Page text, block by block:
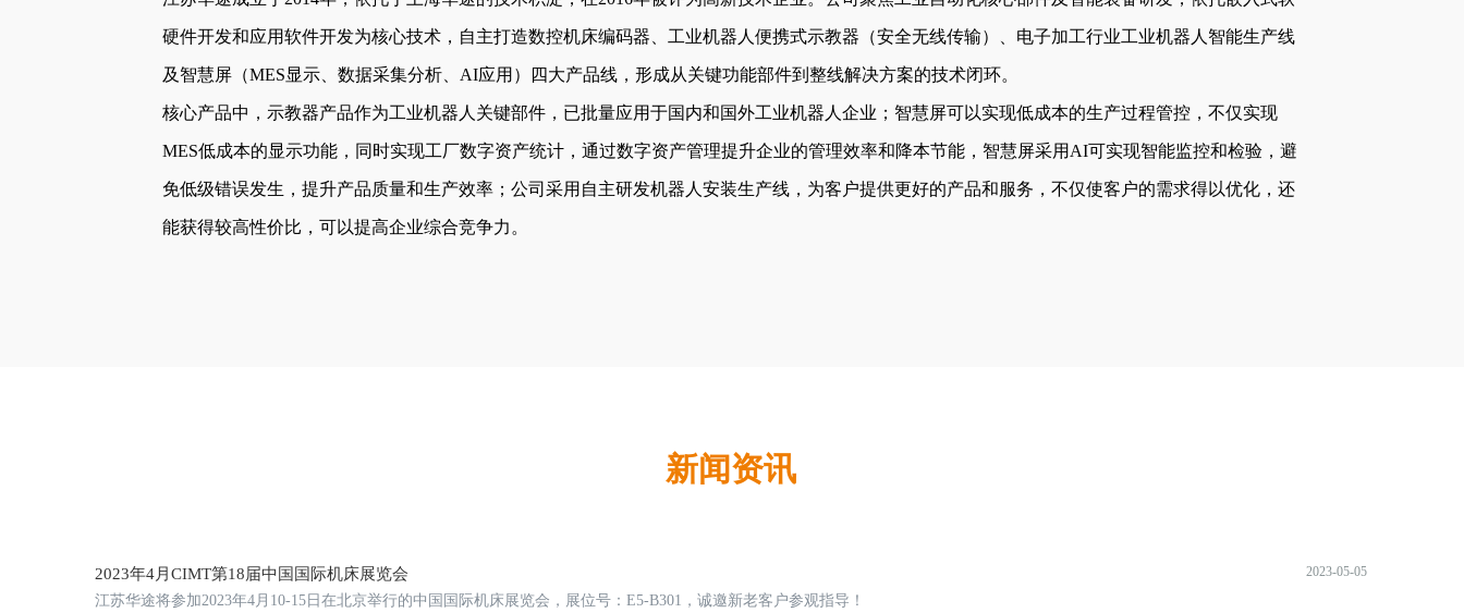
硬件开发和应用软件开发为核心技术，自主打造数控机床编码器、工业机器人便携式示教器（安全无线传输）、电子加工行业工业机器人智能生产线
及智慧屏（MES显示、数据采集分析、AI应用）四大产品线，形成从关键功能部件到整线解决方案的技术闭环。
核心产品中，示教器产品作为工业机器人关键部件，已批量应用于国内和国外工业机器人企业；智慧屏可以实现低成本的生产过程管控，不仅实现
MES低成本的显示功能，同时实现工厂数字资产统计，通过数字资产管理提升企业的管理效率和降本节能，智慧屏采用AI可实现智能监控和检验，避
免低级错误发生，提升产品质量和生产效率；公司采用自主研发机器人安装生产线，为客户提供更好的产品和服务，不仅使客户的需求得以优化，还
能获得较高性价比，可以提高企业综合竞争力。
新闻资讯
2023年4月CIMT第18届中国国际机床展览会 2023-05-05
江苏华途将参加2023年4月10-15日在北京举行的中国国际机床展览会，展位号：E5-B301，诚邀新老客户参观指导！